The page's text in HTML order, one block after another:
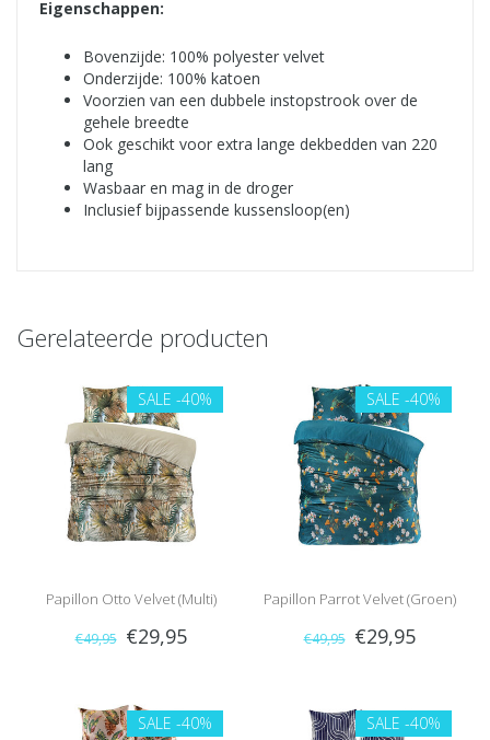
Eigenschappen:
Bovenzijde: 100% polyester velvet
Onderzijde: 100% katoen
Voorzien van een dubbele instopstrook over de
gehele breedte
Ook geschikt voor extra lange dekbedden van 220
lang
Wasbaar en mag in de droger
Inclusief bijpassende kussensloop(en)
Gerelateerde producten
SALE -40%
Papillon Otto Velvet (Multi)
€49,95 €29,95
SALE -40%
Papillon Parrot Velvet (Groen)
€49,95 €29,95
SALE -40% SALE -40%